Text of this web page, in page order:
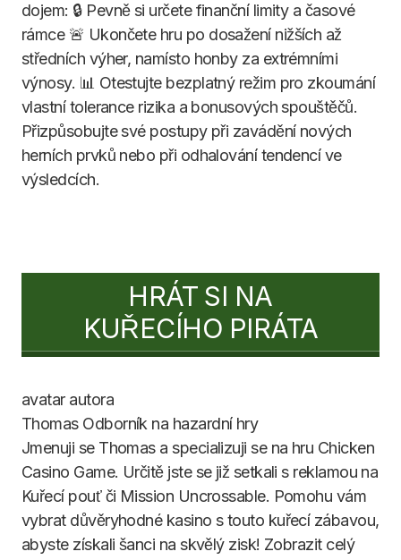
dojem: 🔒 Pevně si určete finanční limity a časové
rámce 🚨 Ukončete hru po dosažení nižších až
středních výher, namísto honby za extrémními
výnosy. 📊 Otestujte bezplatný režim pro zkoumání
vlastní tolerance rizika a bonusových spouštěčů.
Přizpůsobujte své postupy při zavádění nových
herních prvků nebo při odhalování tendencí ve
výsledcích.
HRÁT SI NA
KUŘECÍHO PIRÁTA
Thomas Odborník na hazardní hry
Jmenuji se Thomas a specializuji se na hru Chicken
Casino Game. Určitě jste se již setkali s reklamou na
Kuřecí pouť či Mission Uncrossable. Pomohu vám
vybrat důvěryhodné kasino s touto kuřecí zábavou,
abyste získali šanci na skvělý zisk! Zobrazit celý